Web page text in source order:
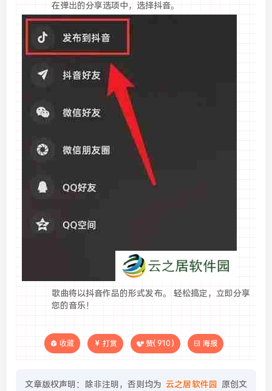
在弹出的分享选项中，选择抖音。
歌曲将以抖音作品的形式发布。 轻松搞定，立即分享
您的音乐！
收藏 打赏 赞( 910 ) 海报
文章版权声明：除非注明，否则均为 云之居软件园
原创文